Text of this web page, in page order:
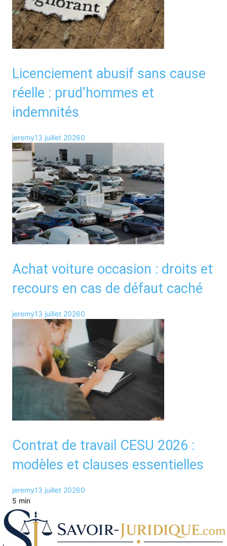
Licenciement abusif sans cause
réelle : prud’hommes et
indemnités
jeremy13 juillet 20260
Achat voiture occasion : droits et
recours en cas de défaut caché
jeremy13 juillet 20260
Contrat de travail CESU 2026 :
modèles et clauses essentielles
jeremy13 juillet 20260
5 min